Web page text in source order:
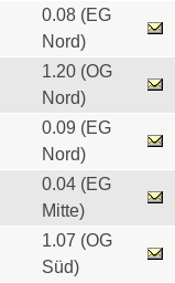
0.08 (EG
Nord)
1.20 (OG
Nord)
0.09 (EG
Nord)
0.04 (EG
Mitte)
1.07 (OG
Süd)